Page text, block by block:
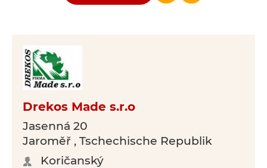
Drekos Made s.r.o
Jasenná 20
Jaroměř , Tschechische Republik
Koričanský